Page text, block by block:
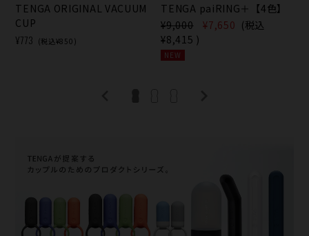
TENGA ORIGINAL VACUUM
CUP
¥773 (税込¥850)
TENGA paiRING＋【4色】
¥9,000
¥7,650 (税込
¥8,415 )
NEW